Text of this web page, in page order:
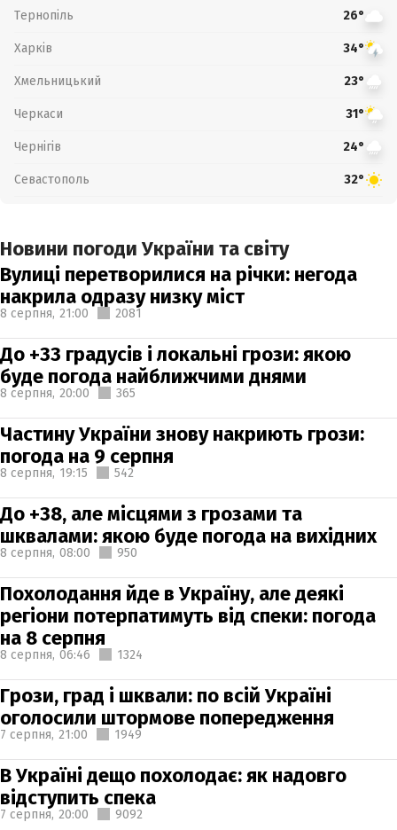
Тернопіль 26°
Харків 34°
Хмельницький 23°
Черкаси 31°
Чернігів 24°
Севастополь 32°
Новини погоди України та світу
Вулиці перетворилися на річки: негода
накрила одразу низку міст
8 серпня, 21:00 2081
До +33 градусів і локальні грози: якою
буде погода найближчими днями
8 серпня, 20:00 365
Частину України знову накриють грози:
погода на 9 серпня
8 серпня, 19:15 542
До +38, але місцями з грозами та
шквалами: якою буде погода на вихідних
8 серпня, 08:00 950
Похолодання йде в Україну, але деякі
регіони потерпатимуть від спеки: погода
на 8 серпня
8 серпня, 06:46 1324
Грози, град і шквали: по всій Україні
оголосили штормове попередження
7 серпня, 21:00 1949
В Україні дещо похолодає: як надовго
відступить спека
7 серпня, 20:00 9092